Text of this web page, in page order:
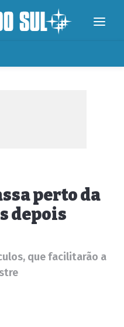
perto da
depois
que facilitarão a